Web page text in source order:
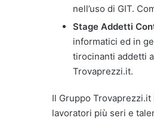
nell’uso di GIT.
Stage Addetti
informatici ed in
tirocinanti addetti
Trovaprezzi.it.
Il Gruppo
lavoratori più seri e